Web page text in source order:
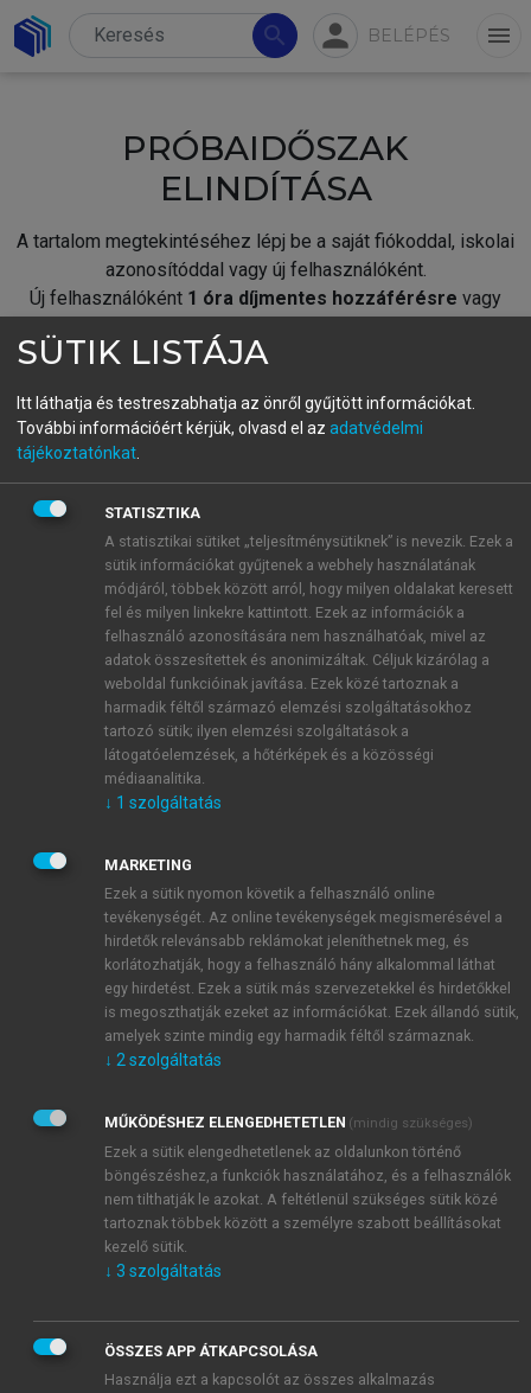
search person BELÉPÉS menu
PRÓBAIDŐSZAK
ELINDÍTÁSA
A tartalom megtekintéséhez lépj be a saját fiókoddal, iskolai
azonosítóddal vagy új felhasználóként.
Új felhasználóként 1 óra díjmentes hozzáférésre vagy
fiókoddal,vagy hozz létre új fiókot.
A regisztráció után apróbaidőszakautomatikusan
BELÉPÉS SAJÁT FIÓKKAL
ÚJ FIÓK LÉTREHOZÁSA
1 óra díjmentes hozzáférés
E-MAIL-CÍM
JELSZÓ
JELSZÓ ÚJRA
Kérek értesítést a MeRSZ újdonságairól, akcióiról.
Kérek értesítést az Akadémiai Kiadó Zrt. újdonságairól,
Adatkezelési tájékoztatóbanfoglaltakat tudomásul
veszem és elfogadom.
Általános vásárlási feltételeket, valamint a szotar.netés a
mersz.huoldalak licencszerződéseiben foglaltakat
tudomásul veszem és elfogadom.
KIPRÓBÁLOM
SÜTIK LISTÁJA
Itt láthatja és testreszabhatja az önről gyűjtött információkat.
További információért kérjük, olvasd el az adatvédelmi
tájékoztatónkat
STATISZTIKA
A statisztikai sütiket „teljesítménysütiknek” is nevezik. Ezek a
sütik információkat gyűjtenek a webhely használatának
módjáról, többek között arról, hogy milyen oldalakat keresett
fel és milyen linkekre kattintott. Ezek az információk a
felhasználó azonosítására nem használhatóak, mivel az
adatok összesítettek és anonimizáltak. Céljuk kizárólag a
weboldal funkcióinak javítása. Ezek közé tartoznak a
harmadik féltől származó elemzési szolgáltatásokhoz
tartozó sütik; ilyen elemzési szolgáltatások a
látogatóelemzések, a hőtérképek és a közösségi
médiaanalitika.
↓ 1 szolgáltatás
MARKETING
Ezek a sütik nyomon követik a felhasználó online
tevékenységét. Az online tevékenységek megismerésével a
hirdetők relevánsabb reklámokat jeleníthetnek meg, és
korlátozhatják, hogy a felhasználó hány alkalommal láthat
egy hirdetést. Ezek a sütik más szervezetekkel és hirdetőkkel
is megoszthatják ezeket az információkat. Ezek állandó sütik,
amelyek szinte mindig egy harmadik féltől származnak.
↓ 2 szolgáltatás
MŰKÖDÉSHEZ ELENGEDHETETLEN (mindig szükséges)
Ezek a sütik elengedhetetlenek az oldalunkon történő
böngészéshez,a funkciók használatához, és a felhasználók
nem tilthatják le azokat. A feltétlenül szükséges sütik közé
tartoznak többek között a személyre szabott beállításokat
kezelő sütik.
↓ 3 szolgáltatás
ÖSSZES APP ÁTKAPCSOLÁSA
Használja ezt a kapcsolót az összes alkalmazás